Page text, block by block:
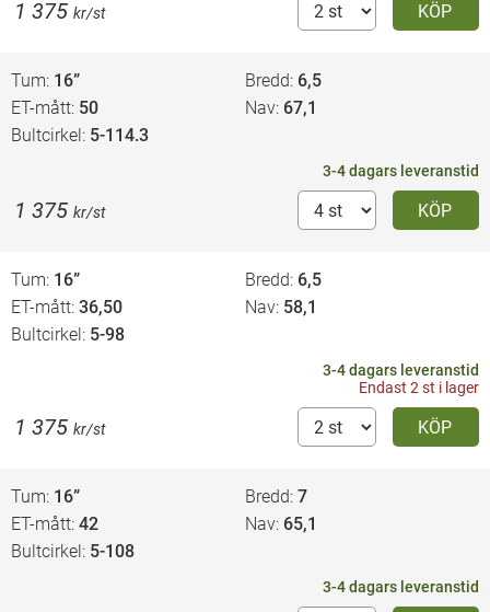
KÖP
1 375 kr/st
Tum 16” Bredd 6,5
ET-mått 50 Nav 67,1
Bultcirkel 5-114.3
3-4 dagars leveranstid
KÖP
1 375 kr/st
Tum 16” Bredd 6,5
ET-mått 36,50 Nav 58,1
Bultcirkel 5-98
3-4 dagars leveranstid
Endast 2 st i lager
KÖP
1 375 kr/st
Tum 16” Bredd 7
ET-mått 42 Nav 65,1
Bultcirkel 5-108
3-4 dagars leveranstid